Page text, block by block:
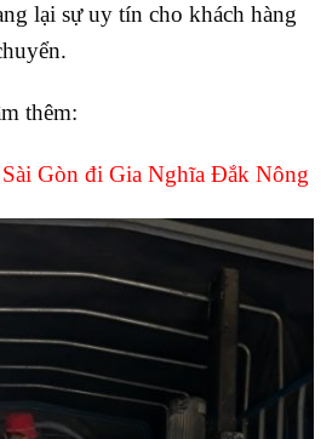
lại sự uy tín cho khách hàng
thêm:
Gòn đi Gia Nghĩa Đắk Nông